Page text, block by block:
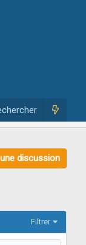
discussion
Filtrer